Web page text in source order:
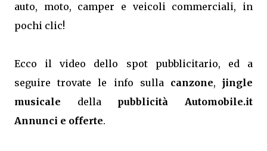
auto, moto, camper e veicoli commerciali, in
pochi clic!
Ecco il video dello spot pubblicitario, ed a
seguire trovate le info sulla canzone,jingle
musicale della pubblicità Automobile.it
Annunci e offerte.